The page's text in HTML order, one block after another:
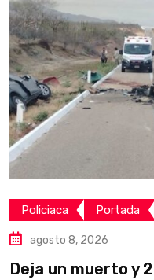
Policiaca Portada
agosto 8, 2026
Deja un muerto y